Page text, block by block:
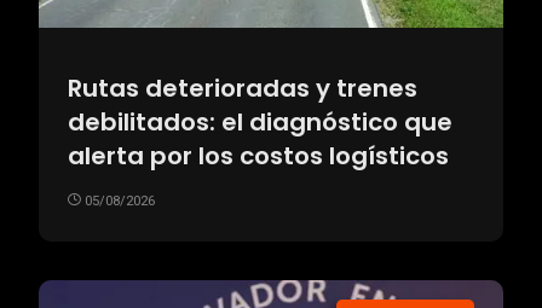
Rutas deterioradas y trenes
debilitados: el diagnóstico que
alerta por los costos logísticos
05/08/2026